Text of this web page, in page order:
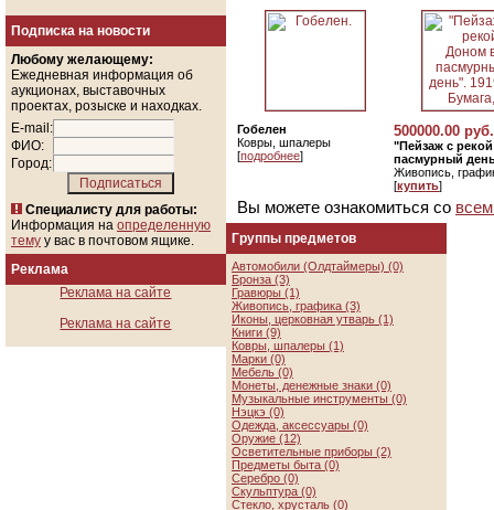
Подписка на новости
Любому желающему:
Ежедневная информация об
аукционах, выставочных
проектах, розыске и находках.
E-mail:
ФИО:
Город:
Специалисту для работы:
Информация на определенную
тему у вас в почтовом ящике.
Реклама
Реклама на сайте
Реклама на сайте
Гобелен
Ковры, шпалеры
[подробнее]
500000.00 руб.
"Пейзаж с
пасмурный
Живопись,
[купить]
Вы можете ознакомиться со
Группы предметов
Автомобили (Олдтаймеры) (0)
Бронза (3)
Гравюры (1)
Живопись, графика (3)
Иконы, церковная утварь (1)
Книги (9)
Ковры, шпалеры (1)
Марки (0)
Мебель (0)
Монеты, денежные знаки (0)
Музыкальные инструменты (0)
Нэцкэ (0)
Одежда, аксессуары (0)
Оружие (12)
Осветительные приборы (2)
Предметы быта (0)
Серебро (0)
Скульптура (0)
Стекло, хрусталь (0)